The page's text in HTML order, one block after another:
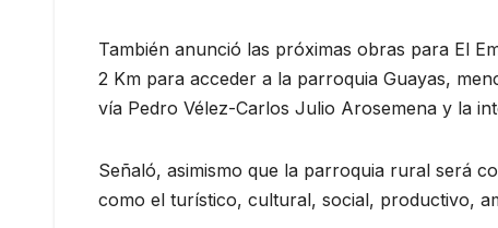
También anunció las próximas obras para El
2 Km para acceder a la parroquia Guayas,
vía Pedro Vélez-Carlos Julio Arosemena y la
Señaló, asimismo que la parroquia rural será
como el turístico, cultural, social, productivo,